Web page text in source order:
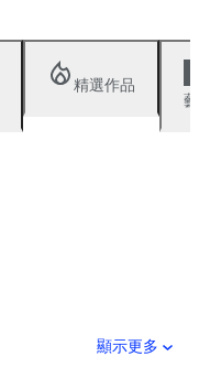
精選作品
顯示更多